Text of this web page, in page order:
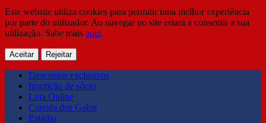
Este website utiliza cookies para permitir uma melhor experiência
por parte do utilizador. Ao navegar no site estará a consentir a sua
utilização. Sabe mais aqui.
Aceitar Rejeitar
Descontos exclusivos
Inscrição de sócio
Loja Online
Corrida dos Galos
Estádio